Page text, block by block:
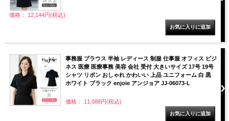
価格： 12,144円(税込)
事務服 ブラウス 半袖 レディース 制服 仕事服 オフィス ビジ
ネス 医療 医療事務 美容 会社 受付 大きいサイズ 17号 19号
シャツ リボン おしゃれ かわいい 上品 ユニフォーム 白 黒
ホワイト ブラック enjoie アンジョア JJ-06073-L
価格： 11,088円(税込)